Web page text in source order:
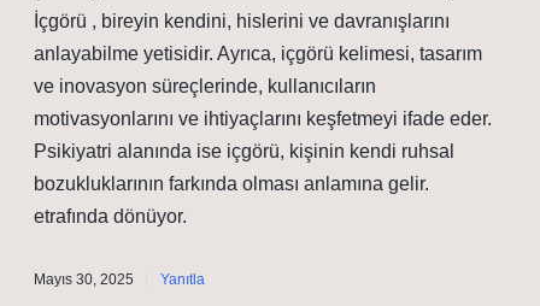
İçgörü , bireyin kendini, hislerini ve davranışlarını
anlayabilme yetisidir. Ayrıca, içgörü kelimesi, tasarım
ve inovasyon süreçlerinde, kullanıcıların
motivasyonlarını ve ihtiyaçlarını keşfetmeyi ifade eder.
Psikiyatri alanında ise içgörü, kişinin kendi ruhsal
bozukluklarının farkında olması anlamına gelir.
etrafında dönüyor.
Mayıs 30, 2025 Yanıtla